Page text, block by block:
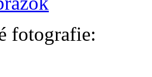
fotografie: